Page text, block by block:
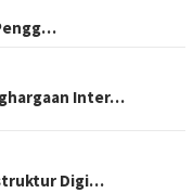
Inter…
Digi…